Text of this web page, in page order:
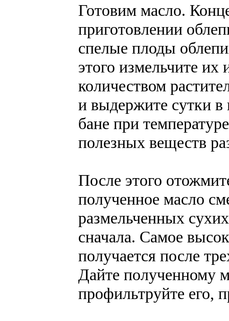
Готовим масло.
приготовлении
спелые плоды
этого измельчите
количеством
и выдержите сутки в
бане при
полезных веществ
После этого
полученное масло
размельченных
сначала. Самое
получается после
Дайте полученному
профильтруйте его,